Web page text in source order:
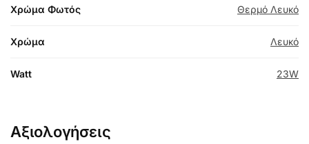
Χρώμα Φωτός Θερμό Λευκό
Χρώμα Λευκό
Watt 23W
Αξιολογήσεις